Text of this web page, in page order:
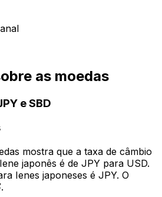
as moedas
e SBD
mostra que a taxa de câmbio
japonês é de JPY para USD.
Ienes japoneses é JPY. O